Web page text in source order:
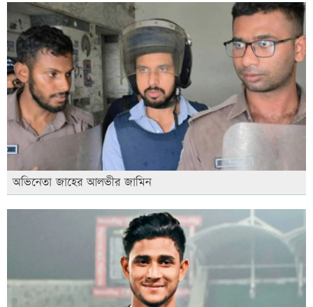
অভিনেতা জাহের আলভীর জামিন